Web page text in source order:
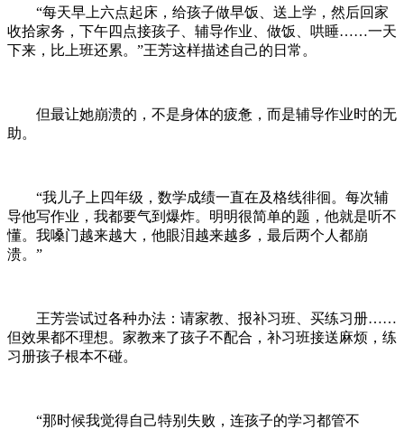
“每天早上六点起床，给孩子做早饭、送上学，然后回家
收拾家务，下午四点接孩子、辅导作业、做饭、哄睡……一天
下来，比上班还累。”王芳这样描述自己的日常。
但最让她崩溃的，不是身体的疲惫，而是辅导作业时的无
助。
“我儿子上四年级，数学成绩一直在及格线徘徊。每次辅
导他写作业，我都要气到爆炸。明明很简单的题，他就是听不
懂。我嗓门越来越大，他眼泪越来越多，最后两个人都崩
溃。”
王芳尝试过各种办法：请家教、报补习班、买练习册……
但效果都不理想。家教来了孩子不配合，补习班接送麻烦，练
习册孩子根本不碰。
“那时候我觉得自己特别失败，连孩子的学习都管不